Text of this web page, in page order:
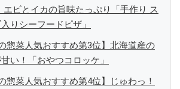
エビとイカの旨味たっぷり「手作り ス
りシーフードピザ」
惣菜人気おすすめ第3位】北海道産の
い！「おやつコロッケ」
惣菜人気おすすめ第4位】じゅわっ！